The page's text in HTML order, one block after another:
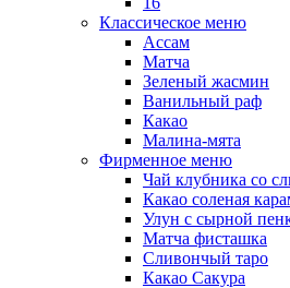
Классическое меню
Ассам
Матча
Зеленый жасмин
Ванильный раф
Какао
Малина-мята
Фирменное меню
Чай клубника со
Какао соленая
Улун с сырной
Матча фисташка
Сливончый таро
Какао Сакура